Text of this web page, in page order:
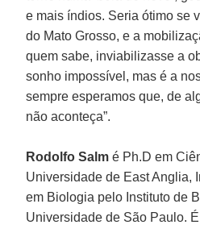
e mais índios. Seria ótimo se
do Mato Grosso, e a
quem sabe, inviabilizasse a
sonho impossível, mas é a
sempre esperamos que, de
não aconteça”.
Rodolfo Salm é Ph.D em
Universidade de East Anglia,
em Biologia pelo Instituto de
Universidade de São Paulo.